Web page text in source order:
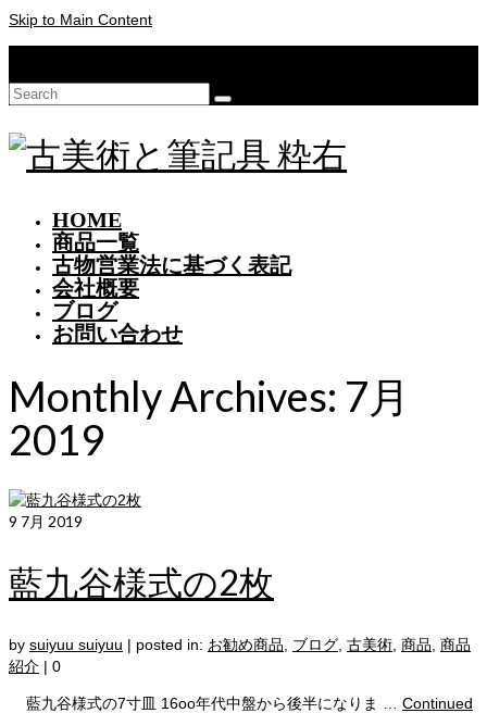
Skip to Main Content
Search
HOME
商品一覧
古物営業法に基づく表記
会社概要
ブログ
お問い合わせ
Monthly Archives: 7月
2019
9 7月 2019
藍九谷様式の2枚
by suiyuu suiyuu | posted in: お勧め商品 ブログ 古美術 商品 商品
紹介 | 0
藍九谷様式の7寸皿 16oo年代中盤から後半になりま … Continued